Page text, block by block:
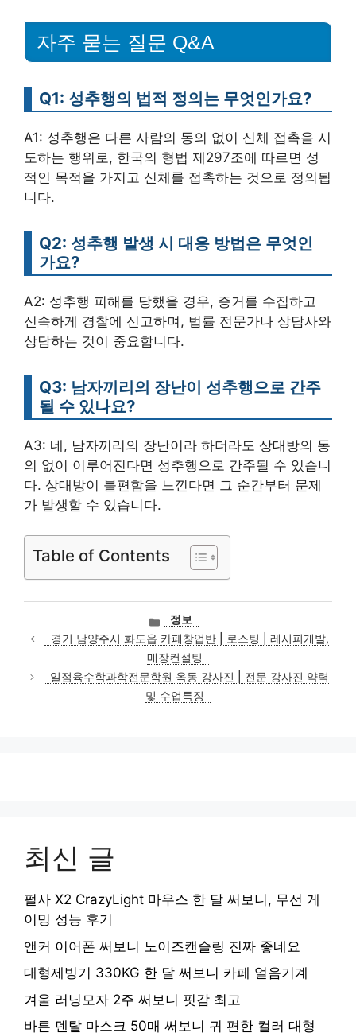
자주 묻는 질문 Q&A
Q1: 성추행의 법적 정의는 무엇인가요?
A1: 성추행은 다른 사람의 동의 없이 신체 접촉을 시
도하는 행위로, 한국의 형법 제297조에 따르면 성
적인 목적을 가지고 신체를 접촉하는 것으로 정의됩
니다.
Q2: 성추행 발생 시 대응 방법은 무엇인
가요?
A2: 성추행 피해를 당했을 경우, 증거를 수집하고
신속하게 경찰에 신고하며, 법률 전문가나 상담사와
상담하는 것이 중요합니다.
Q3: 남자끼리의 장난이 성추행으로 간주
될 수 있나요?
A3: 네, 남자끼리의 장난이라 하더라도 상대방의 동
의 없이 이루어진다면 성추행으로 간주될 수 있습니
다. 상대방이 불편함을 느낀다면 그 순간부터 문제
가 발생할 수 있습니다.
Table of Contents
카
테
고
리
정보
경기 남양주시 화도읍 카페창업반 | 로스팅 | 레시피개발,
매장컨설팅
일점육수학과학전문학원 옥동 강사진 | 전문 강사진 약력
및 수업특징
최신 글
펄사 X2 CrazyLight 마우스 한 달 써보니, 무선 게
이밍 성능 후기
앤커 이어폰 써보니 노이즈캔슬링 진짜 좋네요
대형제빙기 330KG 한 달 써보니 카페 얼음기계
겨울 러닝모자 2주 써보니 핏감 최고
바른 덴탈 마스크 50매 써보니 귀 편한 컬러 대형